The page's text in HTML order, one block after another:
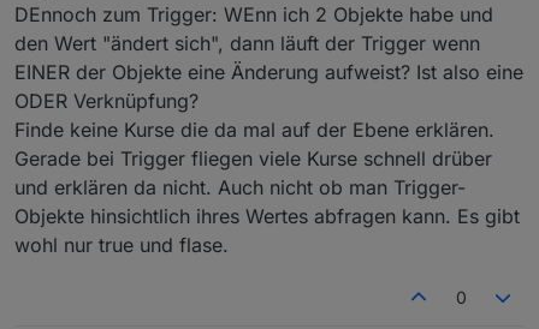
DEnnoch zum Trigger: WEnn ich 2 Objekte habe und
den Wert "ändert sich", dann läuft der Trigger wenn
EINER der Objekte eine Änderung aufweist? Ist also eine
ODER Verknüpfung?
Finde keine Kurse die da mal auf der Ebene erklären.
Gerade bei Trigger fliegen viele Kurse schnell drüber
und erklären da nicht. Auch nicht ob man Trigger-
Objekte hinsichtlich ihres Wertes abfragen kann. Es gibt
wohl nur true und flase.
0